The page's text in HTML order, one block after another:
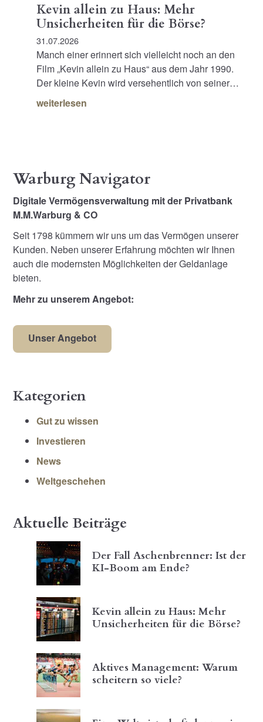
Kevin allein zu Haus: Mehr
Unsicherheiten für die Börse?
31.07.2026
Manch einer erinnert sich vielleicht noch an den
Film „Kevin allein zu Haus“ aus dem Jahr 1990.
Der kleine Kevin wird versehentlich von seiner…
weiterlesen
Warburg Navigator
Digitale Vermögensverwaltung mit der Privatbank
M.M.Warburg & CO
Seit 1798 kümmern wir uns um das Vermögen unserer
Kunden. Neben unserer Erfahrung möchten wir Ihnen
auch die modernsten Möglichkeiten der Geldanlage
bieten.
Mehr zu unserem Angebot:
Unser Angebot
Kategorien
Gut zu wissen
Investieren
News
Weltgeschehen
Aktuelle Beiträge
Der Fall Aschenbrenner: Ist der
KI-Boom am Ende?
Kevin allein zu Haus: Mehr
Unsicherheiten für die Börse?
Aktives Management: Warum
scheitern so viele?